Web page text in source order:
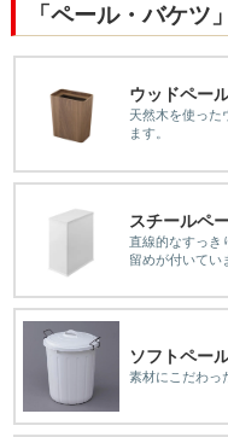
「ペール・バケツ
ウッドペー
天然木を使った
ます。
スチールペ
直線的なすっき
留めが付いてい
ソフトペー
素材にこだわっ